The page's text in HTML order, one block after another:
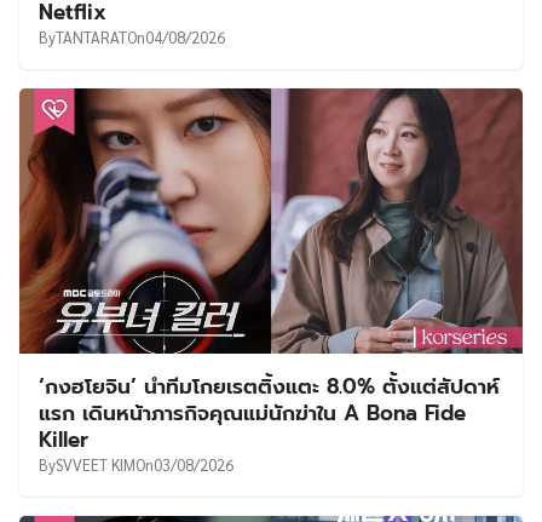
Netflix
ByTANTARATOn04/08/2026
‘กงฮโยจิน’ นำทีมโกยเรตติ้งแตะ 8.0% ตั้งแต่สัปดาห์
แรก เดินหน้าภารกิจคุณแม่นักฆ่าใน A Bona Fide
Killer
BySVVEET KIMOn03/08/2026